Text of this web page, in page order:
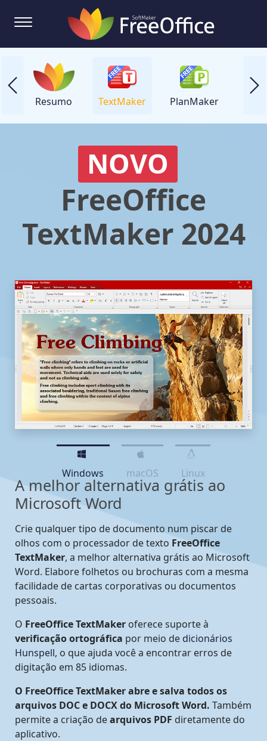
Resumo TextMaker PlanMaker
NOVO
FreeOffice
TextMaker 2024
Windows macOS Linux
A melhor alternativa grátis ao
Microsoft Word
Crie qualquer tipo de documento num piscar de
olhos com o processador de texto FreeOffice
TextMaker, a melhor alternativa grátis ao Microsoft
Word. Elabore folhetos ou brochuras com a mesma
facilidade de cartas corporativas ou documentos
pessoais.
O FreeOffice TextMaker oferece suporte à
verificação ortográfica por meio de dicionários
Hunspell, o que ajuda você a encontrar erros de
digitação em 85 idiomas.
O FreeOffice TextMaker abre e salva todos os
arquivos DOC e DOCX do Microsoft Word. Também
permite a criação dearquivos PDF diretamente do
aplicativo.